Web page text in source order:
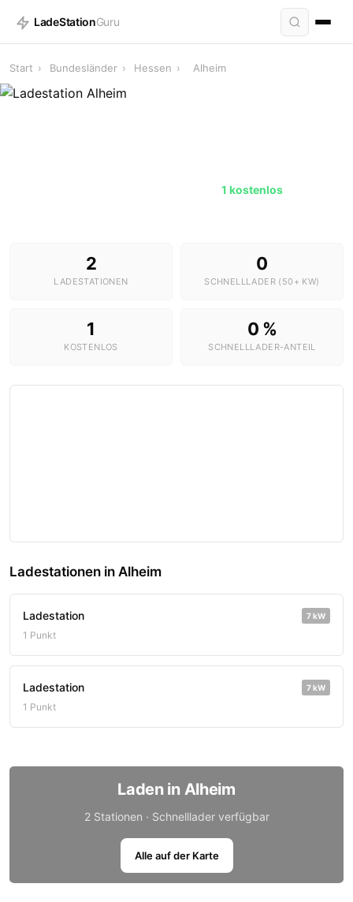
LadeStationGuru
Start › Bundesländer › Hessen › Alheim
1 kostenlos
2
LADESTATIONEN
0
SCHNELLLADER (50+ KW)
1
KOSTENLOS
0 %
SCHNELLLADER-ANTEIL
Ladestationen in Alheim
Ladestation 7 kW
1 Punkt
Ladestation 7 kW
1 Punkt
Laden in Alheim
2 Stationen · Schnelllader verfügbar
Alle auf der Karte